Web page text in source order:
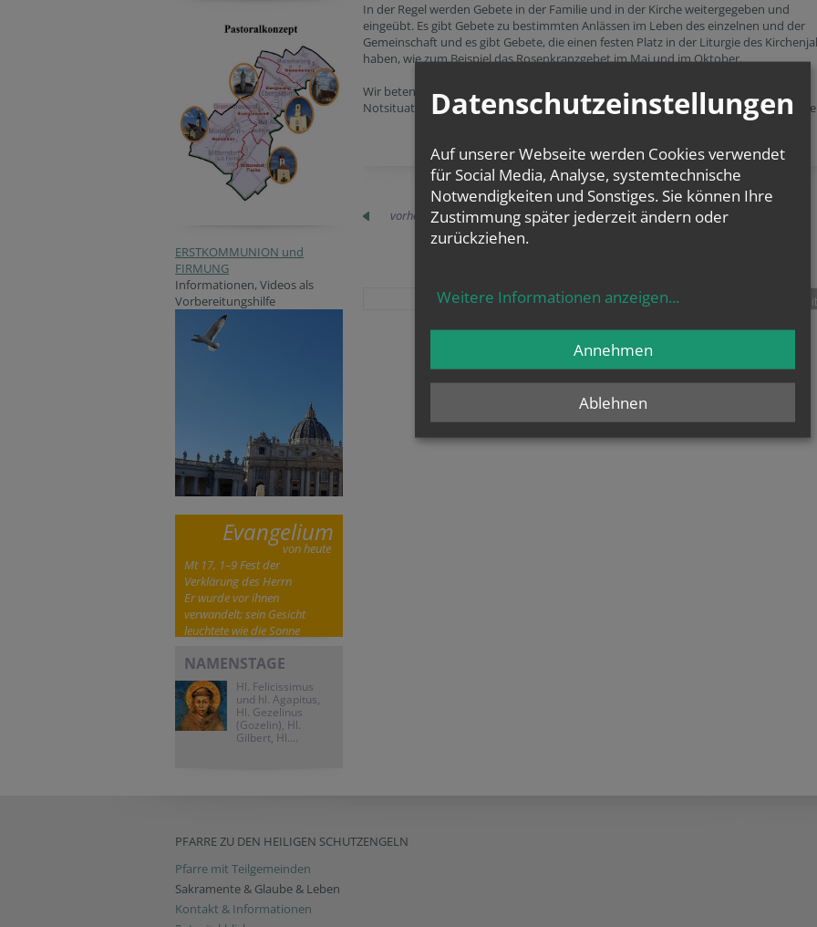
ERSTKOMMUNION und
FIRMUNG
Informationen, Videos als
Vorbereitungshilfe
Evangelium
von heute
Mt 17, 1–9 Fest der
Verklärung des Herrn
Er wurde vor ihnen
verwandelt; sein Gesicht
leuchtete wie die Sonne
NAMENSTAGE
Hl. Felicissimus
und hl. Agapitus,
Hl. Gezelinus
(Gozelin), Hl.
Gilbert, Hl....
In der Regel werden Gebete in der Familie und in der Kirche weitergegeben und
eingeübt. Es gibt Gebete zu bestimmten Anlässen im Leben des einzelnen und der
Gemeinschaft und es gibt Gebete, die einen festen Platz in der Liturgie des
haben, wie zum Beispiel das Rosenkranzgebet im Mai und im Oktober.
Wir beten, weil wir Gott danken möchten. Aber auch, weil wir ihn um Hilfe in
Notsituationen und Lebenskrisen bitten dürfen.
Katholisch.de stellt zentrale
vorherige
teilen tweet pin it
PFARRE ZU DEN HEILIGEN SCHUTZENGELN
Pfarre mit Teilgemeinden
Sakramente & Glaube & Leben
Kontakt & Informationen
Datenschutzeinstellungen
Auf unserer Webseite werden Cookies verwendet
für Social Media, Analyse, systemtechnische
Notwendigkeiten und Sonstiges. Sie können Ihre
Zustimmung später jederzeit ändern oder
zurückziehen.
Weitere Informationen anzeigen...
Ablehnen
Annehmen